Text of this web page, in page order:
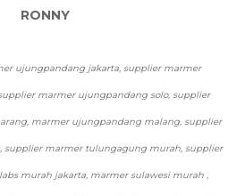
RONNY
ujungpandang jakarta, supplier marmer
marmer ujungpandang solo, supplier
marmer ujungpandang malang, supplier
supplier marmer tulungagung murah, supplier
murah jakarta, marmer sulawesi murah ,